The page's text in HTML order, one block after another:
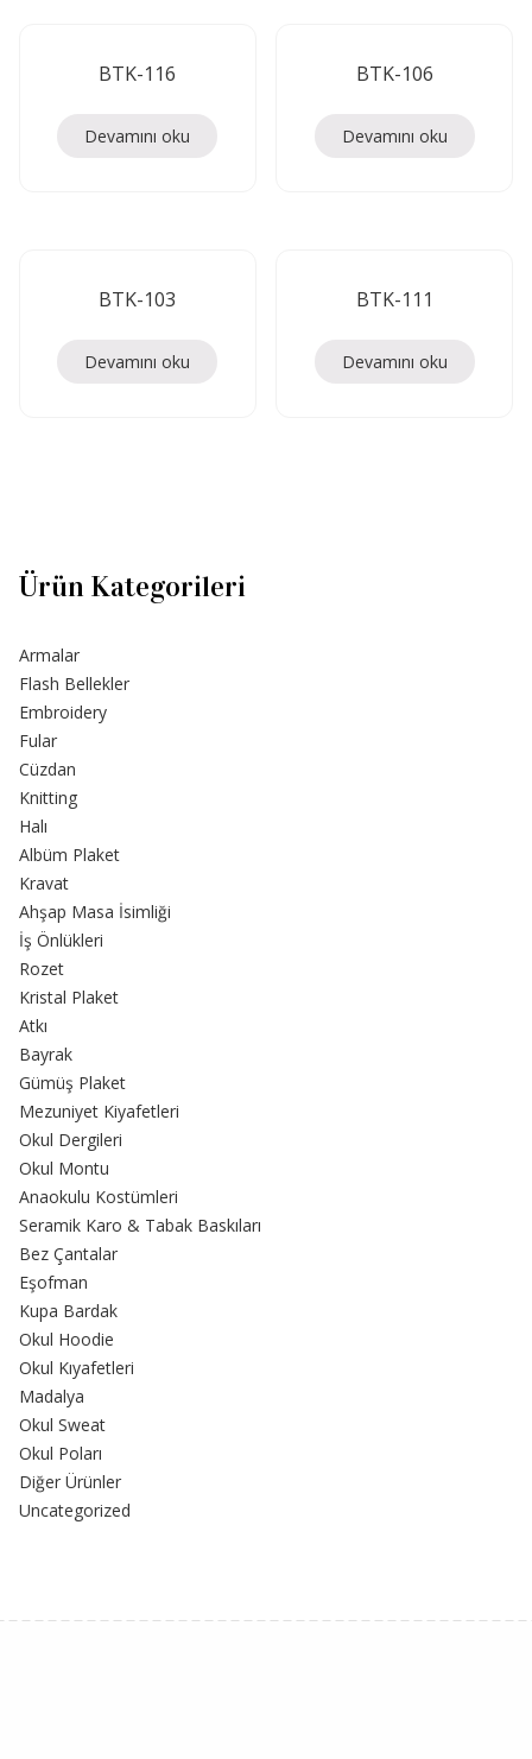
BTK-116
Devamını oku
BTK-106
Devamını oku
BTK-103
Devamını oku
BTK-111
Devamını oku
Ürün Kategorileri
Armalar
Flash Bellekler
Embroidery
Fular
Cüzdan
Knitting
Halı
Albüm Plaket
Kravat
Ahşap Masa İsimliği
İş Önlükleri
Rozet
Kristal Plaket
Atkı
Bayrak
Gümüş Plaket
Mezuniyet Kiyafetleri
Okul Dergileri
Okul Montu
Anaokulu Kostümleri
Seramik Karo & Tabak Baskıları
Bez Çantalar
Eşofman
Kupa Bardak
Okul Hoodie
Okul Kıyafetleri
Madalya
Okul Sweat
Okul Poları
Diğer Ürünler
Uncategorized